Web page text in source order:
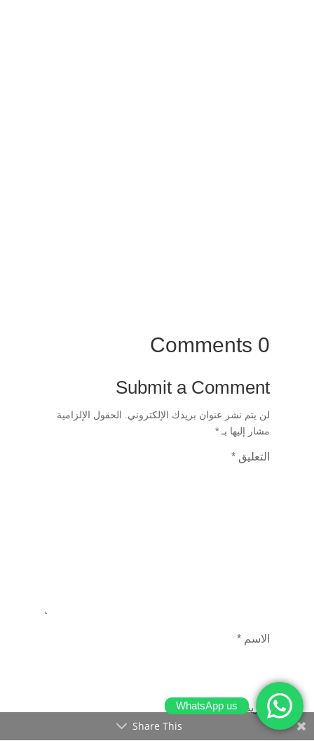
0 Comments
Submit a Comment
لن يتم نشر عنوان بريدك الإلكتروني. الحقول الإلزامية
مشار إليها بـ *
التعليق *
الاسم *
البريد الإلكتروني*
Share This
WhatsApp us